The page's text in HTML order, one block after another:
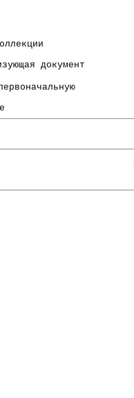
документ